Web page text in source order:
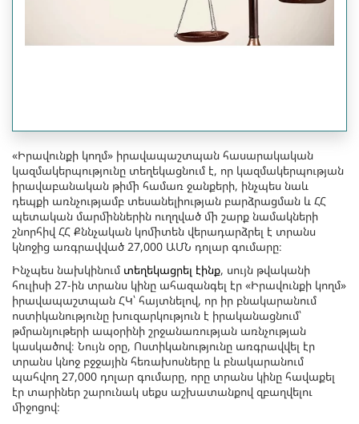
«Իրավունքի կողմ» իրավապաշտպան հասարակական
կազմակերպությունը տեղեկացնում է, որ կազմակերպության
իրավաբանական թիմի համառ ջանքերի, ինչպես նաև
դեպքի առնչությամբ տեսանելիության բարձրացման և ՀՀ
պետական մարմիններին ուղղված մի շարք նամակների
շնորհիվ ՀՀ Քննչական կոմիտեն վերադարձրել է տրանս
կնոջից առգրավված 27,000 ԱՄՆ դոլար գումարը։
Ինչպես նախկինում տեղեկացրել էինք, սույն թվականի
հուլիսի 27-ին տրանս կինը ահազանգել էր «Իրավունքի կողմ»
իրավապաշտպան ՀԿ՝ հայտնելով, որ իր բնակարանում
ոստիկանությունը խուզարկություն է իրականացնում՝
թմրանյութերի ապօրինի շրջանառության առնչության
կասկածով։ Նույն օրը, Ոստիկանությունը առգրավվել էր
տրանս կնոջ բջջային հեռախոսները և բնակարանում
պահվող 27,000 դոլար գումարը, որը տրանս կինը հավաքել
էր տարիներ շարունակ սեքս աշխատանքով զբաղվելու
միջոցով։